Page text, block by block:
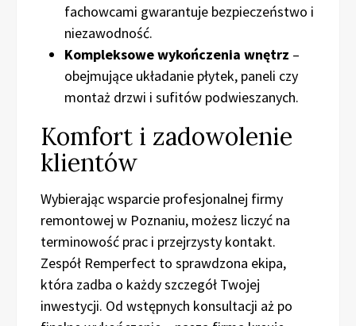
fachowcami gwarantuje bezpieczeństwo i
niezawodność.
Kompleksowe wykończenia wnętrz –
obejmujące układanie płytek, paneli czy
montaż drzwi i sufitów podwieszanych.
Komfort i zadowolenie
klientów
Wybierając wsparcie profesjonalnej firmy
remontowej w Poznaniu, możesz liczyć na
terminowość prac i przejrzysty kontakt.
Zespół Remperfect to sprawdzona ekipa,
która zadba o każdy szczegół Twojej
inwestycji. Od wstępnych konsultacji aż po